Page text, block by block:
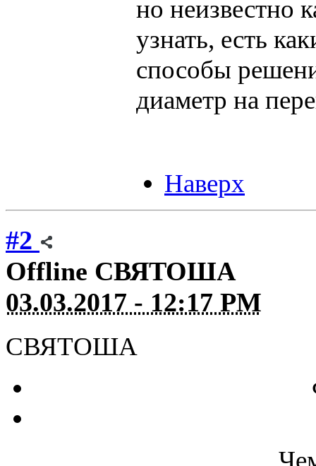
но неизвестно
узнать, есть
способы
диаметр на
Наверх
#2
Offline СВЯТОША
03.03.2017 - 12:17 PM
СВЯТОША